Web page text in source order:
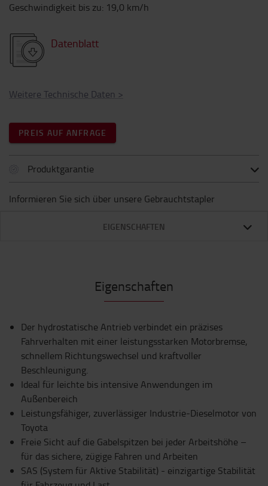
Geschwindigkeit bis zu: 19,0 km/h
Datenblatt
Weitere Technische Daten >
PREIS AUF ANFRAGE
Produktgarantie
Informieren Sie sich über unsere Gebrauchtstapler
EIGENSCHAFTEN
Eigenschaften
Der hydrostatische Antrieb verbindet ein präzises
Fahrverhalten mit einer leistungsstarken Motorbremse,
schnellem Richtungswechsel und kraftvoller
Beschleunigung.
Ideal für leichte bis intensive Anwendungen im
Außenbereich
Leistungsfähiger, zuverlässiger Industrie-Dieselmotor von
Toyota
Freie Sicht auf die Gabelspitzen bei jeder Arbeitshöhe –
für das sichere, zügige Fahren und Arbeiten
SAS (System für Aktive Stabilität) - einzigartige Stabilität